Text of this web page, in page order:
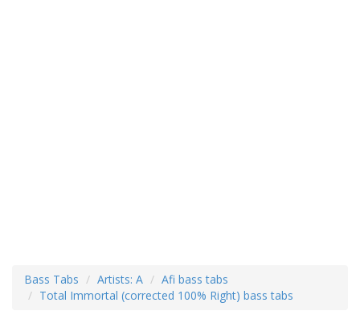
Bass Tabs Artists: A
Afi bass tabs
Total Immortal (corrected 100% Right) bass tabs